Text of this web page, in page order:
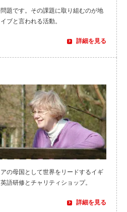
題です。その課題に取り組むのが地
ブと言われる活動。
詳細を見る
の母国として世界をリードするイギ
語研修とチャリティショップ。
詳細を見る